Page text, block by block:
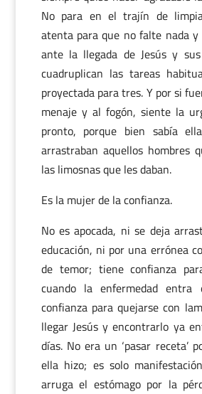
No para en el trajín de
atenta para que no falte nada y
ante la llegada de Jesús y
cuadruplican las tareas
proyectada para tres. Y por si
menaje y al fogón, siente la
pronto, porque bien sabía
arrastraban aquellos hombres
las limosnas que les daban.
Es la mujer de la confianza.
No es apocada, ni se deja
educación, ni por una errónea
de temor; tiene confianza
cuando la enfermedad entra
confianza para quejarse con
llegar Jesús y encontrarlo ya
días. No era un ‘pasar receta’
ella hizo; es solo
arruga el estómago por la